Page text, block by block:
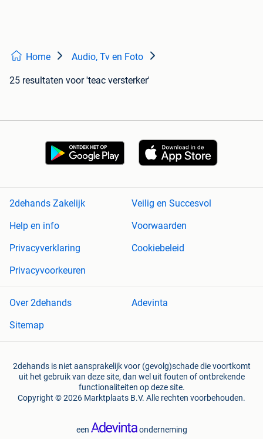
Home Audio, Tv en Foto
25 resultaten voor 'teac versterker'
2dehands Zakelijk
Veilig en Succesvol
Help en info
Voorwaarden
Privacyverklaring
Cookiebeleid
Privacyvoorkeuren
Over 2dehands
Adevinta
Sitemap
2dehands is niet aansprakelijk voor (gevolg)schade die voortkomt
uit het gebruik van deze site, dan wel uit fouten of ontbrekende
functionaliteiten op deze site.
Copyright © 2026 Marktplaats B.V. Alle rechten voorbehouden.
een onderneming